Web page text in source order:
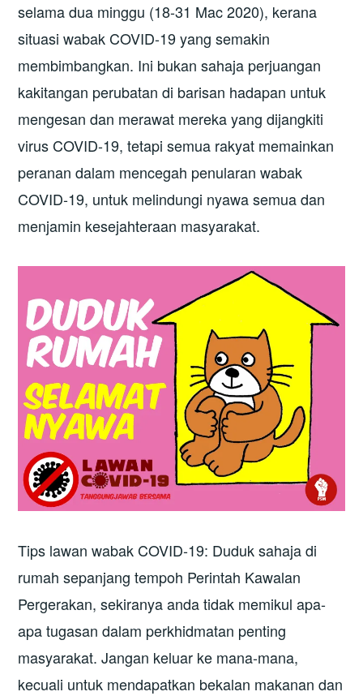
selama dua minggu (18-31 Mac 2020), kerana
situasi wabak COVID-19 yang semakin
membimbangkan. Ini bukan sahaja perjuangan
kakitangan perubatan di barisan hadapan untuk
mengesan dan merawat mereka yang dijangkiti
virus COVID-19, tetapi semua rakyat memainkan
peranan dalam mencegah penularan wabak
COVID-19, untuk melindungi nyawa semua dan
menjamin kesejahteraan masyarakat.
Tips lawan wabak COVID-19: Duduk sahaja di
rumah sepanjang tempoh Perintah Kawalan
Pergerakan, sekiranya anda tidak memikul apa-
apa tugasan dalam perkhidmatan penting
masyarakat. Jangan keluar ke mana-mana,
kecuali untuk mendapatkan bekalan makanan dan